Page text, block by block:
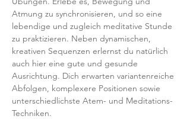
Atmung zu synchronisieren, und so eine
lebendige und zugleich meditative Stunde
zu praktizieren. Neben dynamischen,
kreativen Sequenzen erlernst du natürlich
auch hier eine gute und gesunde
Ausrichtung. Dich erwarten variantenreiche
Abfolgen, komplexere Positionen sowie
unterschiedlichste Atem- und Meditations-
Techniken.